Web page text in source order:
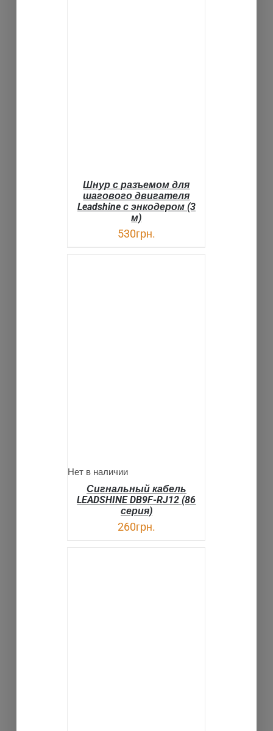
Шнур с разъемом для
шагового двигателя
Leadshine с энкодером (3
м)
530грн.
Нет в наличии
Сигнальный кабель
LEADSHINE DB9F-RJ12 (86
серия)
260грн.